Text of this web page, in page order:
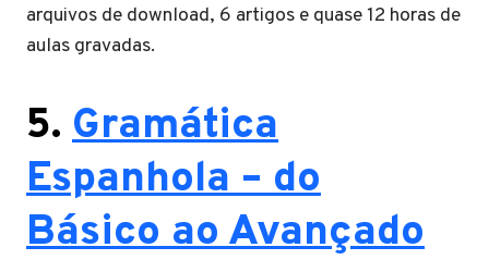
arquivos de download, 6 artigos e quase 12 horas de
aulas gravadas.
5. Gramática
Espanhola – do
Básico ao Avançado